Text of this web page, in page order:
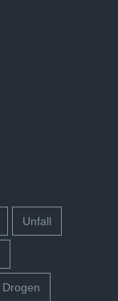
Unfall
Drogen